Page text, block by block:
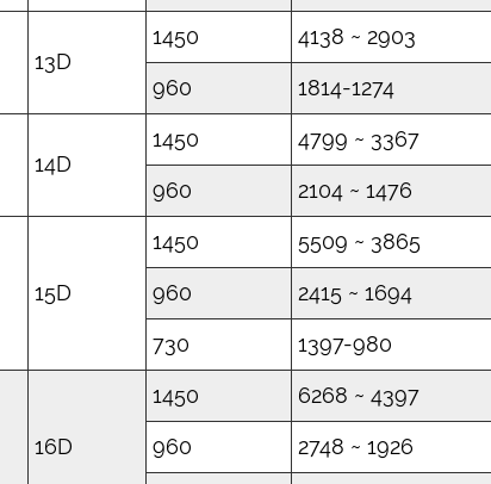
13D
1450 4138 ~ 2903
960 1814-1274
14D
1450 4799 ~ 3367
960 2104 ~ 1476
15D
1450 5509 ~ 3865
960 2415 ~ 1694
730 1397-980
16D
1450 6268 ~ 4397
960 2748 ~ 1926